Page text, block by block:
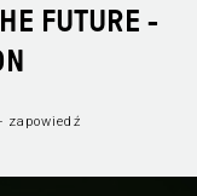
FUTURE -
zapowiedź